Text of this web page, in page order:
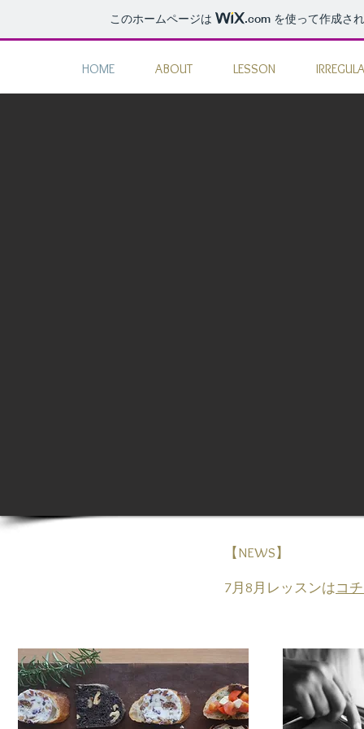
このホームページは .com を使って作成さ
HOME ABOUT LESSON
【NEWS】
​7月8月レッスンはコ